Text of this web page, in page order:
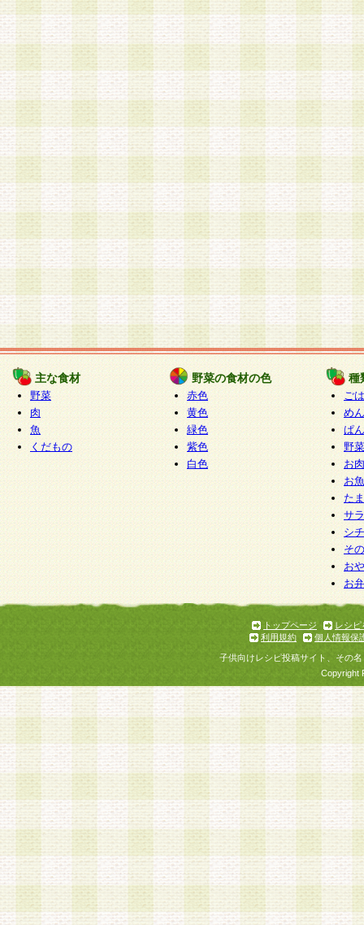
主な食材
野菜
肉
魚
くだもの
野菜の食材の色
赤色
黄色
緑色
紫色
白色
種
ご
めん
ぱん
野
お
お
た
サ
シ
そ
お
お
トップページ
レシピ
利用規約
個人情報保
子供向けレシピ投稿サイト、その
Copyright